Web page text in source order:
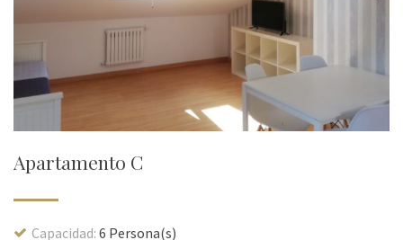
Apartamento C
Capacidad: 6 Persona(s)